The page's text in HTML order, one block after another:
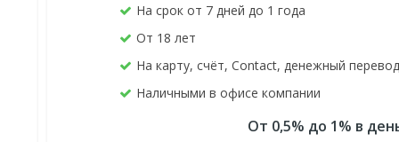
На срок от 7 дней до 1 года
От 18 лет
На карту, счёт, Contact, денежный
Наличными в офисе компании
От 0,5% до 1% в